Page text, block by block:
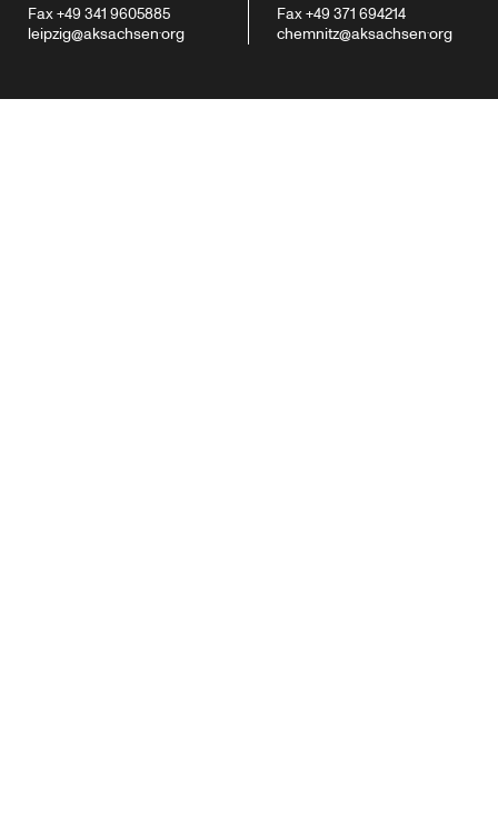
Fax +49 341 9605885‬
leipzig@aksachsen.org
Fax +49 371 694214‬
chemnitz@aksachsen.org